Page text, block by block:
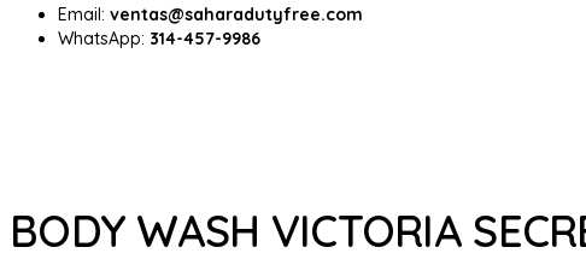
Email: ventas@saharadutyfree.com
WhatsApp: 314-457-9986
BODY WASH VICTORIA